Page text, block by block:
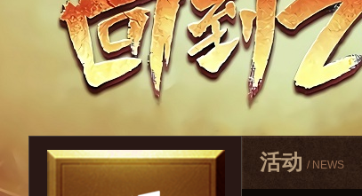
活动 / NEWS